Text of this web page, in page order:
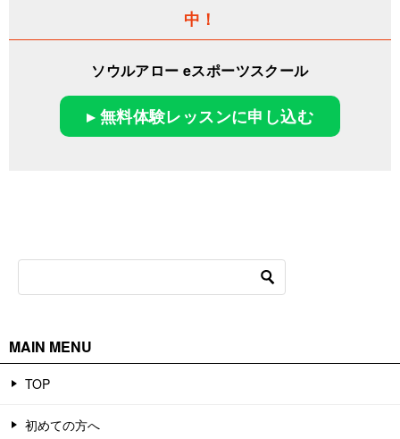
中！
ソウルアロー eスポーツスクール
▸ 無料体験レッスンに申し込む
MAIN MENU
TOP
初めての方へ